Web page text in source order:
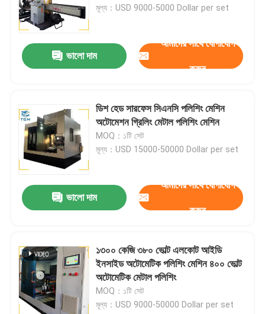
মূল্য：USD 9000-5000 Dollar per set
ভালো দাম
আমাদের সাথে যোগাযোগ
করুন
ডিশ হেড সারফেস সিএনসি পলিশিং মেশিন
অটোমেশন গ্রিলিং মেটাল পলিশিং মেশিন
MOQ：১টি সেট
মূল্য：USD 15000-50000 Dollar per set
ভালো দাম
আমাদের সাথে যোগাযোগ
করুন
১৩০০ কেজি ৩৮০ ভোল্ট এলকোট আইডি
ইনসাইড অটোমেটিক পলিশিং মেশিন ৪০০ ভোল্ট
অটোমেটিক মেটাল পলিশিং
MOQ：১টি সেট
মূল্য：USD 9000-50000 Dollar per set